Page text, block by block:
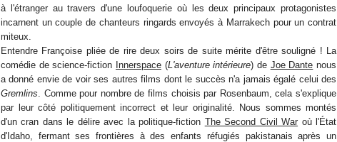
à l'étranger au travers d'une loufoquerie où les deux principaux protagonistes
incarnent un couple de chanteurs ringards envoyés à Marrakech pour un contrat
miteux.
Entendre Françoise pliée de rire deux soirs de suite mérite d'être souligné ! La
comédie de science-fiction Innerspace (L'aventure intérieure) de Joe Dante nous
a donné envie de voir ses autres films dont le succès n'a jamais égalé celui des
Gremlins . Comme pour nombre de films choisis par Rosenbaum, cela s'explique
par leur côté politiquement incorrect et leur originalité. Nous sommes montés
d'un cran dans le délire avec la politique-fiction The Second Civil War où l'État
d'Idaho, fermant ses frontières à des enfants réfugiés pakistanais après un